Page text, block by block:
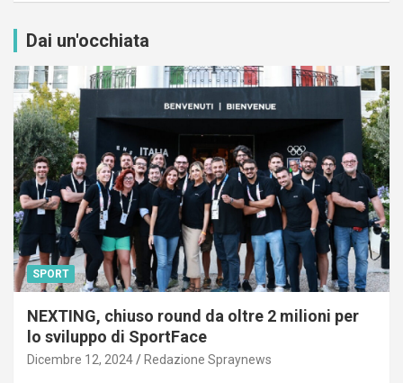
Dai un'occhiata
SPORT
NEXTING, chiuso round da oltre 2 milioni per
lo sviluppo di SportFace
Dicembre 12, 2024 Redazione Spraynews